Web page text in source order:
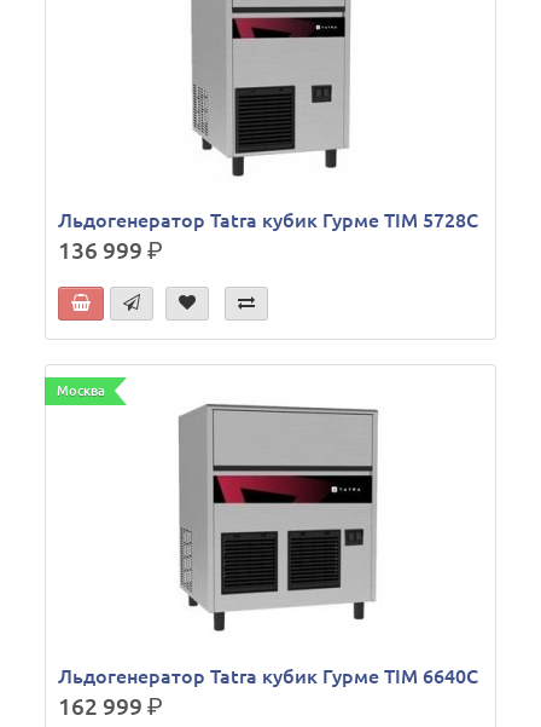
Льдогенератор Tatra кубик Гурме TIM 5728C
136 999р.
Москва
Льдогенератор Tatra кубик Гурме TIM 6640C
162 999р.